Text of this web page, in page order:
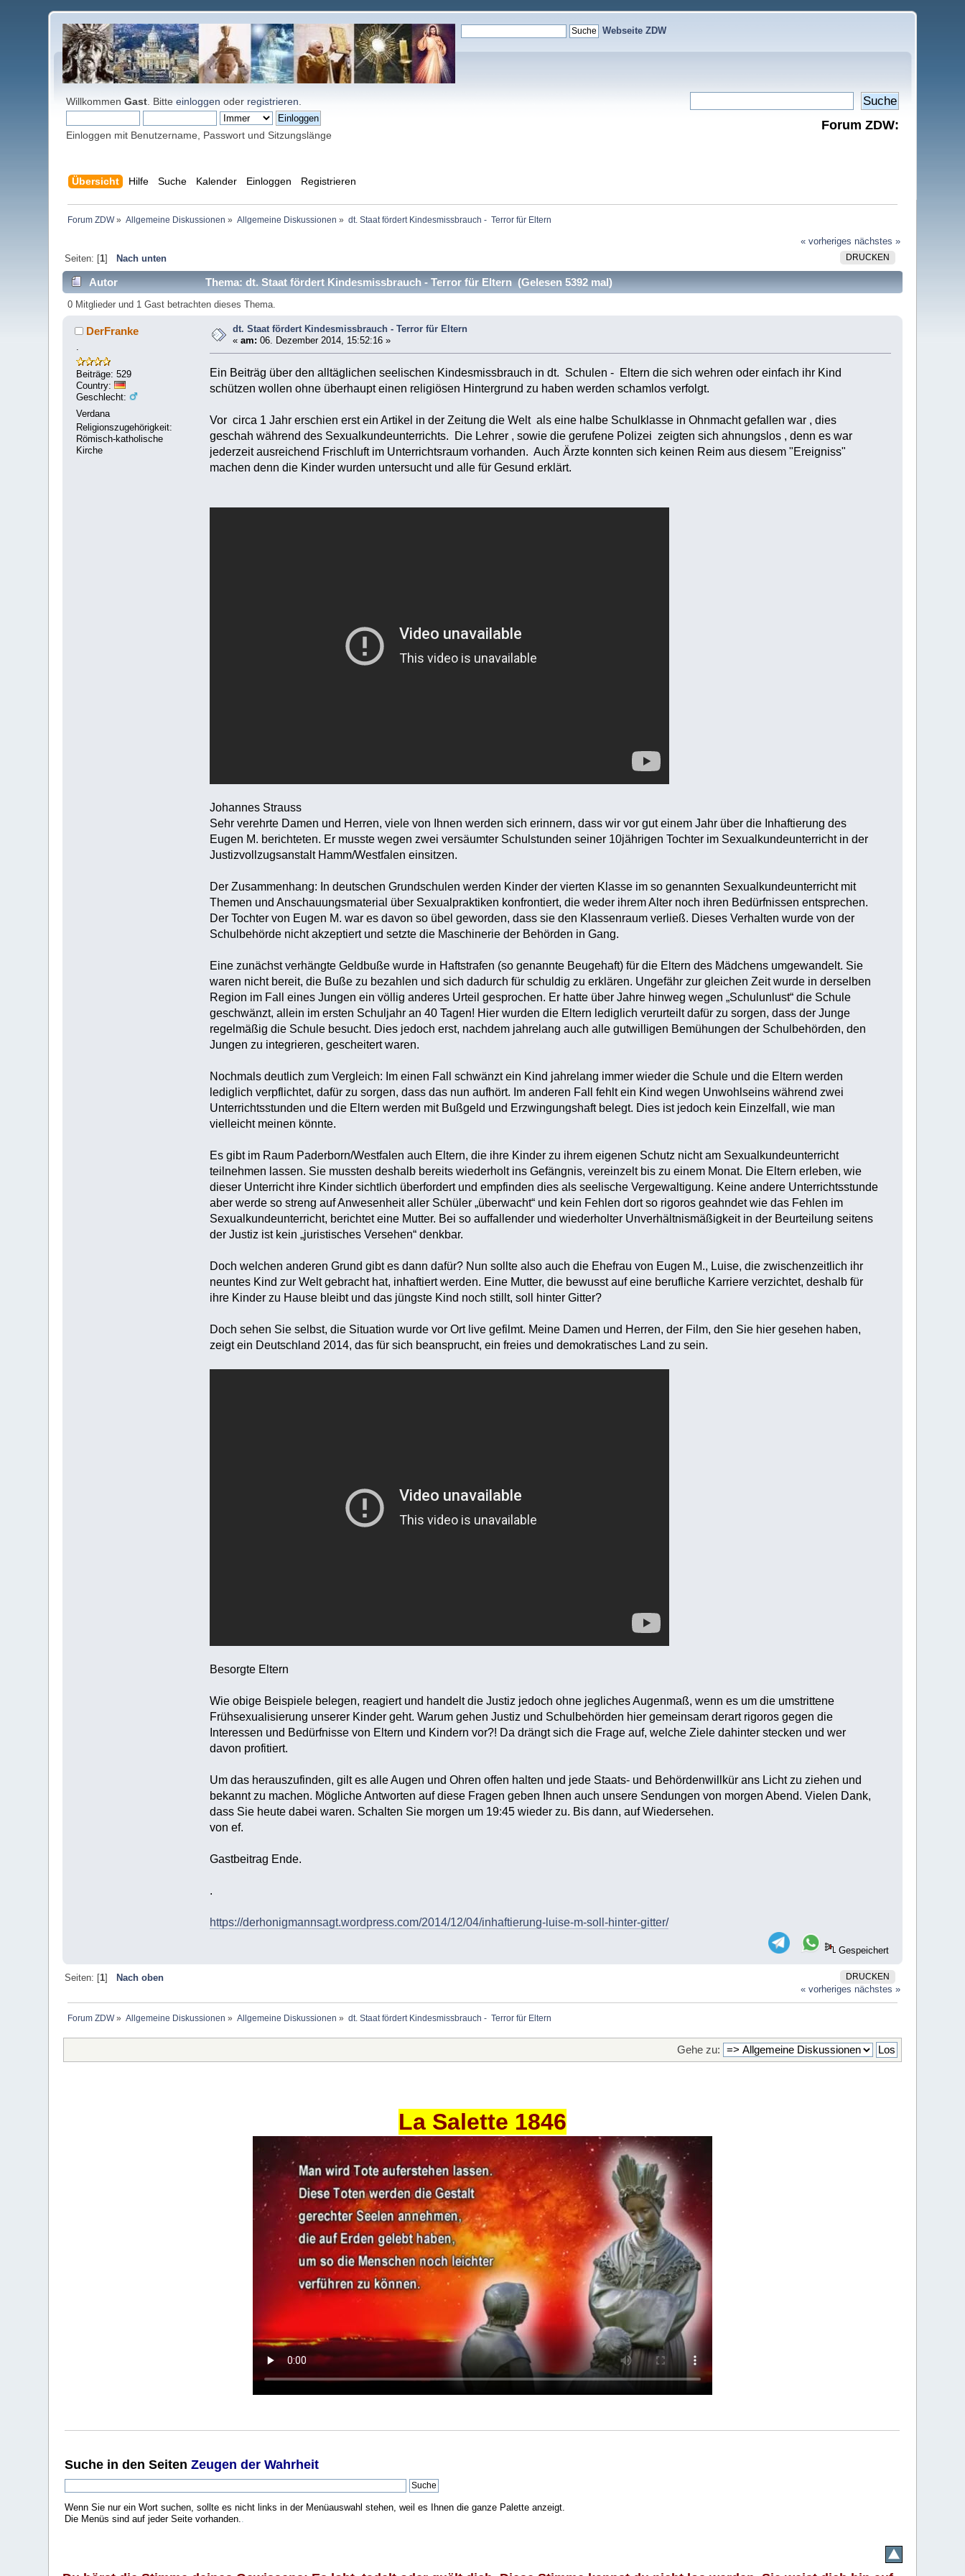
Webseite ZDW
WillkommenGast . Bitteeinloggen oder registrieren
Einloggen mit Benutzername, Passwort und Sitzungslänge
Forum ZDW:
Übersicht Hilfe Suche Kalender Einloggen Registrieren
Forum ZDW» Allgemeine Diskussionen » Allgemeine Diskussionen » dt. Staat fördert Kindesmissbrauch -  Terror für Eltern
« vorheriges nächstes »
DRUCKEN
Seiten: [1] Nach unten
Autor Thema: dt. Staat fördert Kindesmissbrauch - Terror für Eltern (Gelesen 5392 mal)
0 Mitglieder und 1 Gast betrachten dieses Thema.
DerFranke
Beiträge: 529
Country:
Geschlecht:
Verdana
Religionszugehörigkeit:
Römisch-katholische
Kirche
dt. Staat fördert Kindesmissbrauch - Terror für Eltern
«am: 06. Dezember 2014, 15:52:16 »
Ein Beiträg über den alltäglichen seelischen Kindesmissbrauch in dt. Schulen - Eltern die sich wehren oder einfach ihr Kind
schützen wollen ohne überhaupt einen religiösen Hintergrund zu haben werden schamlos verfolgt.
Vor circa 1 Jahr erschien erst ein Artikel in der Zeitung die Welt als eine halbe Schulklasse in Ohnmacht gefallen war , dies
geschah während des Sexualkundeunterrichts. Die Lehrer , sowie die gerufene Polizei zeigten sich ahnungslos , denn es war
jederzeit ausreichend Frischluft im Unterrichtsraum vorhanden. Auch Ärzte konnten sich keinen Reim aus diesem "Ereigniss"
machen denn die Kinder wurden untersucht und alle für Gesund erklärt.
Johannes Strauss
Sehr verehrte Damen und Herren, viele von Ihnen werden sich erinnern, dass wir vor gut einem Jahr über die Inhaftierung des
Eugen M. berichteten. Er musste wegen zwei versäumter Schulstunden seiner 10jährigen Tochter im Sexualkundeunterricht in der
Justizvollzugsanstalt Hamm/Westfalen einsitzen.
Der Zusammenhang: In deutschen Grundschulen werden Kinder der vierten Klasse im so genannten Sexualkundeunterricht mit
Themen und Anschauungsmaterial über Sexualpraktiken konfrontiert, die weder ihrem Alter noch ihren Bedürfnissen entsprechen.
Der Tochter von Eugen M. war es davon so übel geworden, dass sie den Klassenraum verließ. Dieses Verhalten wurde von der
Schulbehörde nicht akzeptiert und setzte die Maschinerie der Behörden in Gang.
Eine zunächst verhängte Geldbuße wurde in Haftstrafen (so genannte Beugehaft) für die Eltern des Mädchens umgewandelt. Sie
waren nicht bereit, die Buße zu bezahlen und sich dadurch für schuldig zu erklären. Ungefähr zur gleichen Zeit wurde in derselben
Region im Fall eines Jungen ein völlig anderes Urteil gesprochen. Er hatte über Jahre hinweg wegen „Schulunlust“ die Schule
geschwänzt, allein im ersten Schuljahr an 40 Tagen! Hier wurden die Eltern lediglich verurteilt dafür zu sorgen, dass der Junge
regelmäßig die Schule besucht. Dies jedoch erst, nachdem jahrelang auch alle gutwilligen Bemühungen der Schulbehörden, den
Jungen zu integrieren, gescheitert waren.
Nochmals deutlich zum Vergleich: Im einen Fall schwänzt ein Kind jahrelang immer wieder die Schule und die Eltern werden
lediglich verpflichtet, dafür zu sorgen, dass das nun aufhört. Im anderen Fall fehlt ein Kind wegen Unwohlseins während zwei
Unterrichtsstunden und die Eltern werden mit Bußgeld und Erzwingungshaft belegt. Dies ist jedoch kein Einzelfall, wie man
vielleicht meinen könnte.
Es gibt im Raum Paderborn/Westfalen auch Eltern, die ihre Kinder zu ihrem eigenen Schutz nicht am Sexualkundeunterricht
teilnehmen lassen. Sie mussten deshalb bereits wiederholt ins Gefängnis, vereinzelt bis zu einem Monat. Die Eltern erleben, wie
dieser Unterricht ihre Kinder sichtlich überfordert und empfinden dies als seelische Vergewaltigung. Keine andere Unterrichtsstunde
aber werde so streng auf Anwesenheit aller Schüler „überwacht“ und kein Fehlen dort so rigoros geahndet wie das Fehlen im
Sexualkundeunterricht, berichtet eine Mutter. Bei so auffallender und wiederholter Unverhältnismäßigkeit in der Beurteilung seitens
der Justiz ist kein „juristisches Versehen“ denkbar.
Doch welchen anderen Grund gibt es dann dafür? Nun sollte also auch die Ehefrau von Eugen M., Luise, die zwischenzeitlich ihr
neuntes Kind zur Welt gebracht hat, inhaftiert werden. Eine Mutter, die bewusst auf eine berufliche Karriere verzichtet, deshalb für
ihre Kinder zu Hause bleibt und das jüngste Kind noch stillt, soll hinter Gitter?
Doch sehen Sie selbst, die Situation wurde vor Ort live gefilmt. Meine Damen und Herren, der Film, den Sie hier gesehen haben,
zeigt ein Deutschland 2014, das für sich beansprucht, ein freies und demokratisches Land zu sein.
Besorgte Eltern
Wie obige Beispiele belegen, reagiert und handelt die Justiz jedoch ohne jegliches Augenmaß, wenn es um die umstrittene
Frühsexualisierung unserer Kinder geht. Warum gehen Justiz und Schulbehörden hier gemeinsam derart rigoros gegen die
Interessen und Bedürfnisse von Eltern und Kindern vor?! Da drängt sich die Frage auf, welche Ziele dahinter stecken und wer
davon profitiert.
Um das herauszufinden, gilt es alle Augen und Ohren offen halten und jede Staats- und Behördenwillkür ans Licht zu ziehen und
bekannt zu machen. Mögliche Antworten auf diese Fragen geben Ihnen auch unsere Sendungen von morgen Abend. Vielen Dank,
dass Sie heute dabei waren. Schalten Sie morgen um 19:45 wieder zu. Bis dann, auf Wiedersehen.
von ef.
Gastbeitrag Ende.
.
https://derhonigmannsagt.wordpress.com/2014/12/04/inhaftierung-luise-m-soll-hinter-gitter/
Gespeichert
DRUCKEN
Seiten: [1]
Nach oben
« vorheriges nächstes »
Forum ZDW» Allgemeine Diskussionen » Allgemeine Diskussionen » dt. Staat fördert Kindesmissbrauch -  Terror für Eltern
Gehe zu:
La Salette 1846
Suche in den SeitenZeugen der Wahrheit
Wenn Sie nur ein Wort suchen, sollte es nicht links in der Menüauswahl stehen, weil es Ihnen die ganze Palette anzeigt.
Die Menüs sind auf jeder Seite vorhanden..